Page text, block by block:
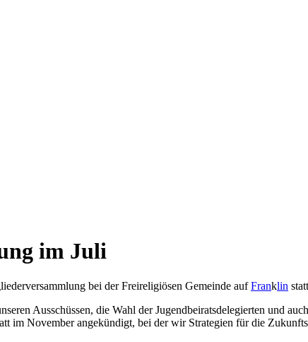
im Juli
bei der Freireligiösen Gemeinde aufFranklin
Ausschüssen, die Wahl der Jugendbeiratsdelegierten und
im November angekündigt, bei der wir Strategien für die